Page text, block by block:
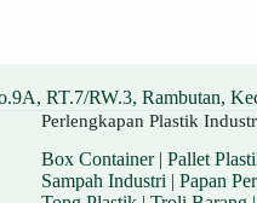
RT.7/RW.3, Rambutan,
Perlengkapan Plastik
Box Container| Pallet
Sampah Industri | Papan